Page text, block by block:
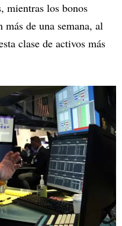
mientras los bonos
de una semana, al
clase de activos más